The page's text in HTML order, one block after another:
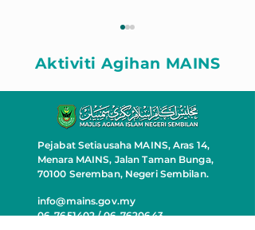
PROGRAM
PEMANTAPAN ISLAM :
Aktiviti Agihan MAINS
Pejabat Setiausaha MAINS, Aras 14,
Menara MAINS, Jalan Taman Bunga,
70100 Seremban, Negeri Sembilan.
info@mains.gov.my
06-7651402 / 06-7620643